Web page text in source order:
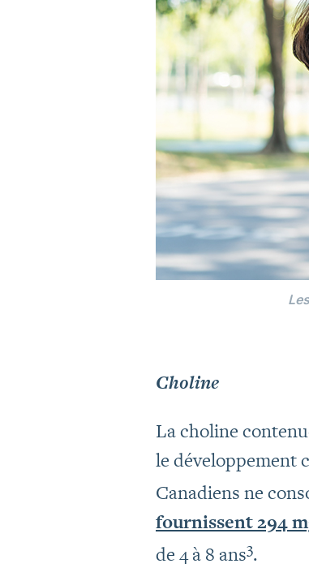
Choline
La choline
le développement
Canadiens ne
fournissent 294
de 4 à 8 ans3.